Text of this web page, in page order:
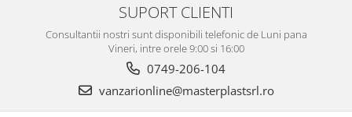
SUPORT CLIENTI
Consultantii nostri sunt disponibili telefonic de Luni pana
Vineri, intre orele 9:00 si 16:00
0749-206-104
vanzarionline@masterplastsrl.ro